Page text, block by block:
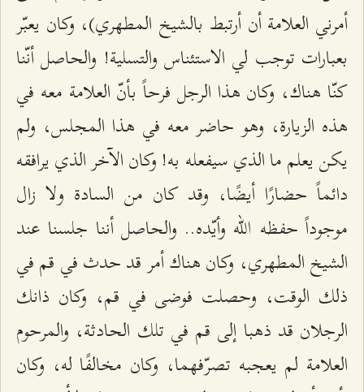
أمرني العلامة أن أرتبط بالشيخ المطهري)، وكان يعبّر
بعبارات توجب لي الاستئناس والتسلية! والحاصل أنّنا
كنّا هناك، وكان هذا الرجل فرحاً بأنّ العلامة معه في
هذه الزيارة، وهو حاضر معه في هذا المجلس، ولم
يكن يعلم ما الذي سيفعله به! وكان الآخر الذي يرافقه
دائماً حضارًا أيضًا، وقد كان من السادة ولا زال
موجوداً حفظه الله وأيّده.. والحاصل أننا جلسنا عند
الشيخ المطهري، وكان هناك أمر قد حدث في قم في
ذلك الوقت، وحصلت فوضى في قم، وكان ذانك
الرجلان قد ذهبا إلى قم في تلك الحادثة، والمرحوم
العلامة لم يعجبه تصرّفهما، وكان مخالفًا له، وكان